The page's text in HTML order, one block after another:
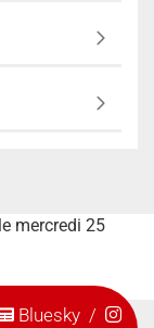
mercredi 25
Bluesky/